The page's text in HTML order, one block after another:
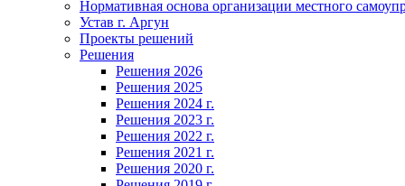
Нормативная основа организации местного
Устав г. Аргун
Проекты решений
Решения
Решения 2026
Решения 2025
Решения 2024 г.
Решения 2023 г.
Решения 2022 г.
Решения 2021 г.
Решения 2020 г.